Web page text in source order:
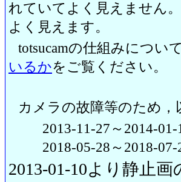
れていてよく見えません
よく見えます。
totsucamの仕組みについ
いるかをご覧ください。
カメラの故障等のため
2013-11-27～2014-01-
2018-05-28～2018-07-
2013-01-10より静止